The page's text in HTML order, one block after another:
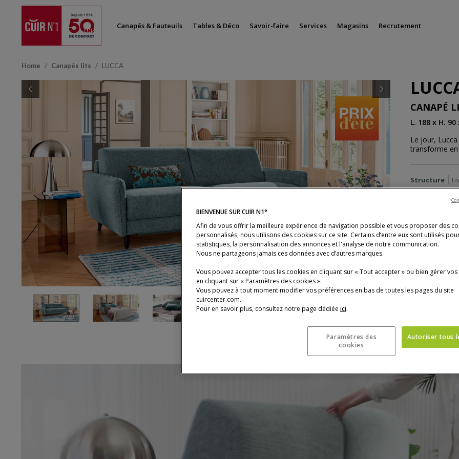
Canapés & Fauteuils Tables & Déco Savoir-faire Services Magasins Recrutement
Home Canapés lits LUCCA
Previous Next
CANAPÉ
L. 188 x H. 90
Le jour,
transforme
Structure
Prix actuel
1 490 €
Tarif
* Prix TTC
Photo : xavier
BIENVENUE SUR CUIR N1°
Afin de vous offrir la meilleure expérience de navigation possible et vous proposer des
personnalisés, nous utilisons des cookies sur ce site. Certains d’entre eux sont utilisés
statistiques, la personnalisation des annonces et l'analyse de notre communication.
Nous ne partageons jamais ces données avec d’autres marques.
Vous pouvez accepter tous les cookies en cliquant sur « Tout accepter » ou bien gérer
en cliquant sur « Paramètres des cookies ».
Vous pouvez à tout moment modifier vos préférences en bas de toutes les pages du site
cuircenter.com.
Pour en savoir plus, consultez notre page dédiée ici.
Paramètres des
cookies
Autoriser tous